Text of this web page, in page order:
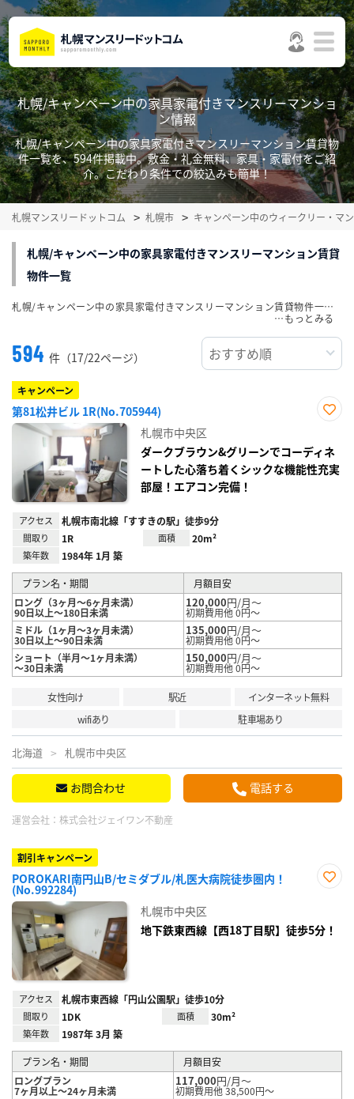
札幌/キャンペーン中の家具家電付きマンスリーマンショ
ン情報
札幌/キャンペーン中の家具家電付きマンスリーマンション賃貸物
件一覧を、594件掲載中。敷金・礼金無料、家具・家電付をご紹
介。こだわり条件での絞込みも簡単！
札幌マンスリードットコム 札幌市 キャンペーン中のウィークリー・マ
札幌/キャンペーン中の家具家電付きマンスリーマンション賃貸
物件一覧
594 件（17/22ページ）
キャンペーン
第81松井ビル 1R(No.705944)
り登
録
札幌市中央区
ダークブラウン&グリーンでコーディネ
ートした心落ち着くシックな機能性充実
部屋！エアコン完備！
アクセス 札幌市南北線「すすきの駅」徒歩9分
間取り 1R 面積 20m²
築年数 1984年 1月 築
プラン名・期間
月額目安
ロング（3ヶ月～6ヶ月未満）
90日以上～180日未満
120,000円/月～
初期費用他 0円～
ミドル（1ヶ月～3ヶ月未満）
30日以上～90日未満
135,000円/月～
初期費用他 0円～
ショート（半月～1ヶ月未満）
～30日未満
150,000円/月～
初期費用他 0円～
女性向け 駅近
インターネット無料
wifiあり
駐車場あり
北海道 札幌市中央区
お問合わせ 電話する
運営会社： 株式会社ジェイワン不動産
割引キャンペーン
POROKARI南円山B/セミダブル/札医大病院徒歩圏内！
(No.992284)
録
札幌市中央区
地下鉄東西線【西18丁目駅】徒歩5分！
アクセス 札幌市東西線「円山公園駅」徒歩10分
間取り 1DK 面積 30m²
築年数 1987年 3月 築
プラン名・期間
月額目安
ロングプラン
7ヶ月以上～24ヶ月未満
117,000円/月～
初期費用他 38,500円～
札幌/キャンペーン中の家具家電付きマンスリーマンション賃貸物件一覧を、594件掲載中。敷金・礼金無料、家具・家電付をご紹介。こだわり条件での絞込みも簡単！
…